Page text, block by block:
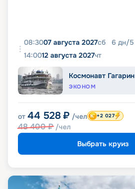
08:3007 августа 2027сб 6 дн/5
14:0012 августа 2027чт
Космонавт Гагарин
ЭКОНОМ
от 44 528 ₽ /чел
48 400₽ /чел
+2 027
Выбрать круиз